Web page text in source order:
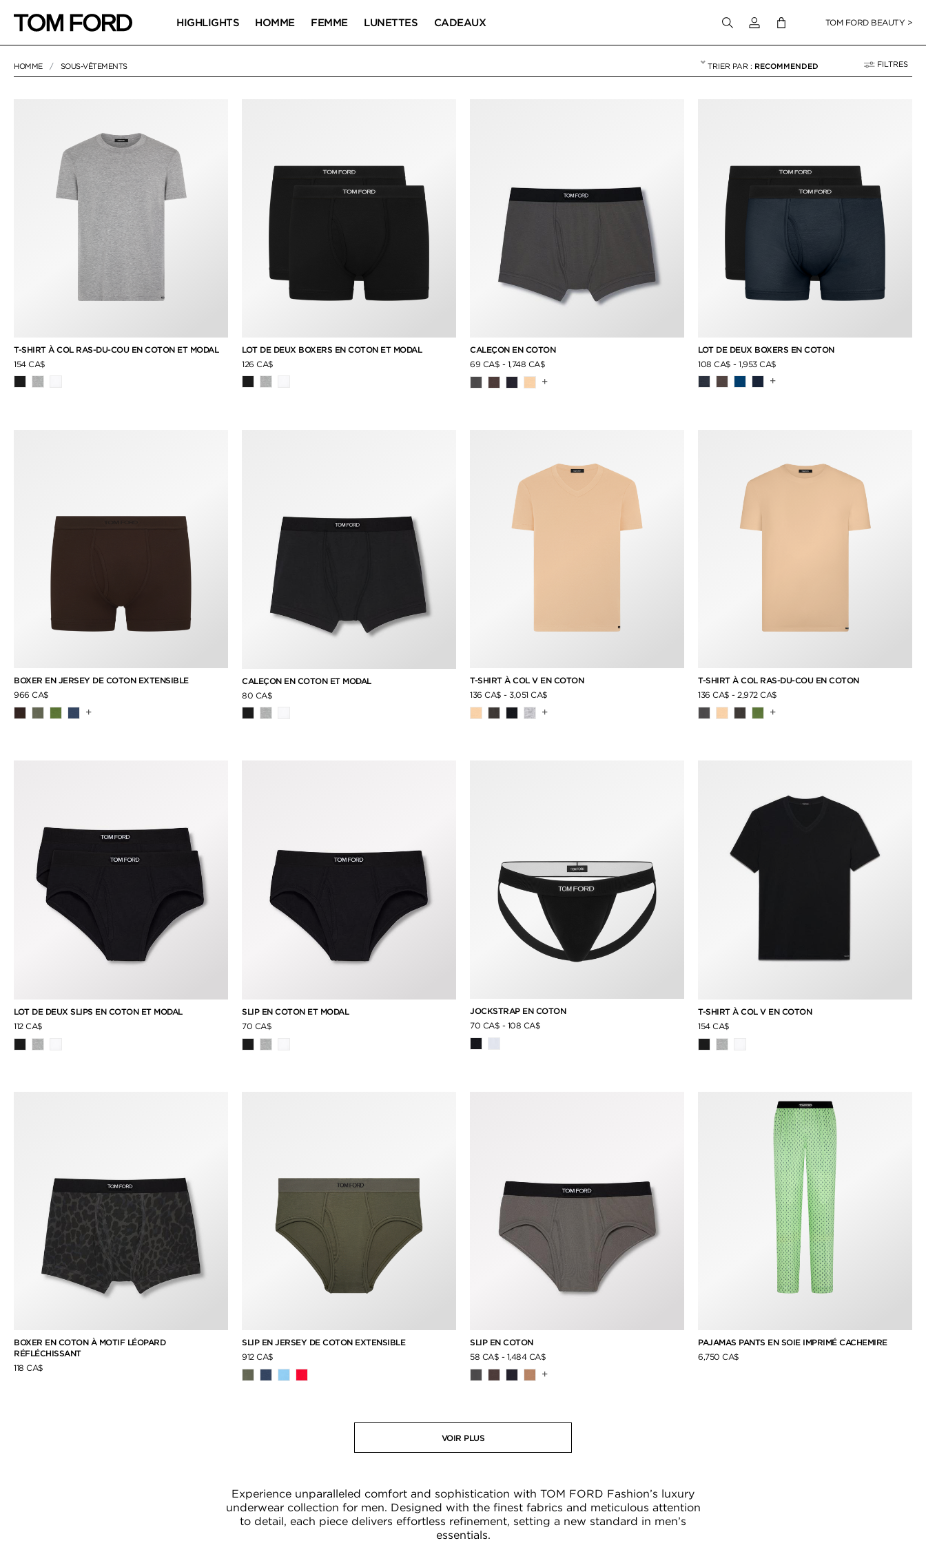
HIGHLIGHTS HOMME FEMME LUNETTES CADEAUX Connectez-vous à votre compte
TOM FORD BEAUTY >
HOMME SOUS-VÊTEMENTS RECOMMENDED FILTRES
NULL "SOUS-VÊTEMENTS"
T-SHIRT À COL RAS-DU-COU EN COTON ET MODAL
154 CA$
LOT DE DEUX BOXERS EN COTON ET MODAL
126 CA$
CALEÇON EN COTON
69 CA$ - 1,748 CA$
+
LOT DE DEUX BOXERS EN COTON
108 CA$ - 1,953 CA$
+
BOXER EN JERSEY DE COTON EXTENSIBLE
966 CA$
+
CALEÇON EN COTON ET MODAL
80 CA$
T-SHIRT À COL V EN COTON
136 CA$ - 3,051 CA$
+
T-SHIRT À COL RAS-DU-COU EN COTON
136 CA$ - 2,972 CA$
+
LOT DE DEUX SLIPS EN COTON ET MODAL
112 CA$
SLIP EN COTON ET MODAL
70 CA$
JOCKSTRAP EN COTON
70 CA$ - 108 CA$
T-SHIRT À COL V EN COTON
154 CA$
BOXER EN COTON À MOTIF LÉOPARD
RÉFLÉCHISSANT
118 CA$
SLIP EN JERSEY DE COTON EXTENSIBLE
912 CA$
SLIP EN COTON
58 CA$ - 1,484 CA$
+
PAJAMAS PANTS EN SOIE IMPRIMÉ CACHEMIRE
6,750 CA$
VOIR PLUS
Experience unparalleled comfort and sophistication with TOM FORD Fashion’s luxury
underwear collection for men. Designed with the finest fabrics and meticulous attention
to detail, each piece delivers effortless refinement, setting a new standard in men’s
essentials.